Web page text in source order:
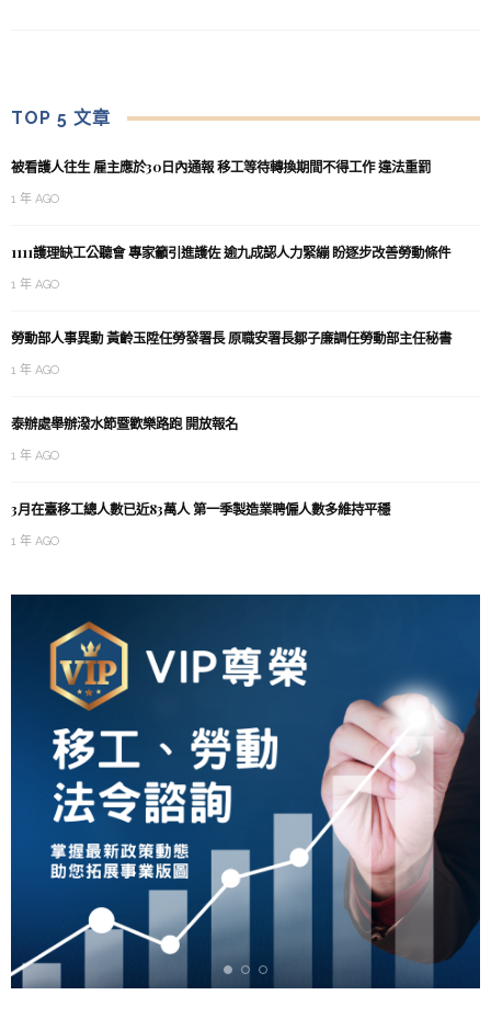
TOP 5 文章
被看護人往生 雇主應於30日內通報 移工等待轉換期間不得工作 違法重罰
1 年 AGO
1111護理缺工公聽會 專家籲引進護佐 逾九成認人力緊繃 盼逐步改善勞動條件
1 年 AGO
勞動部人事異動 黃齡玉陞任勞發署長 原職安署長鄒子廉調任勞動部主任秘書
1 年 AGO
泰辦處舉辦潑水節暨歡樂路跑 開放報名
1 年 AGO
3月在臺移工總人數已近83萬人 第一季製造業聘僱人數多維持平穩
1 年 AGO